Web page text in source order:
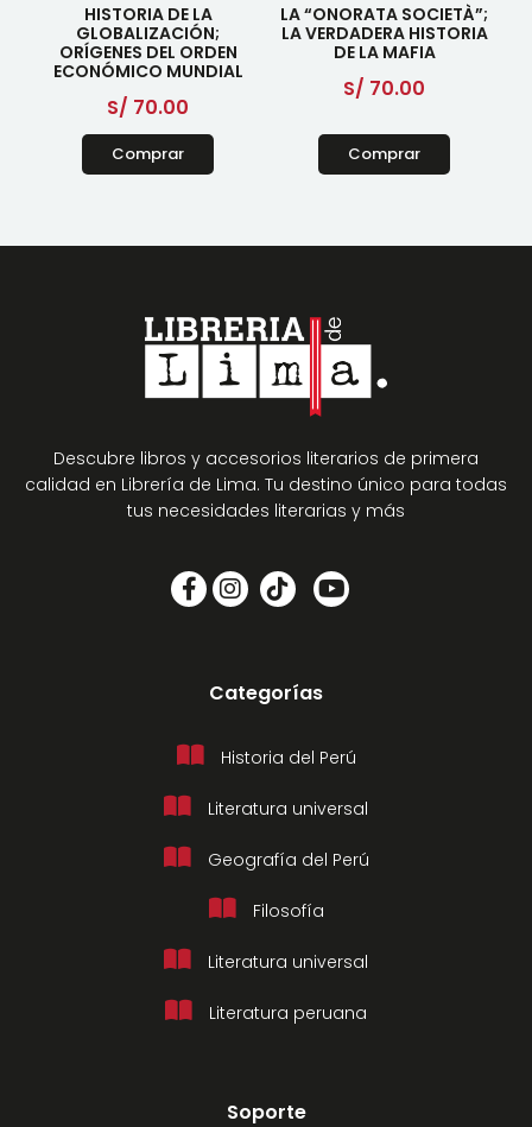
HISTORIA DE LA
GLOBALIZACIÓN;
ORÍGENES DEL ORDEN
ECONÓMICO MUNDIAL
S/ 70.00
Comprar
LA “ONORATA SOCIETÀ”;
LA VERDADERA HISTORIA
DE LA MAFIA
S/ 70.00
Comprar
Descubre libros y accesorios literarios de primera
calidad en Librería de Lima. Tu destino único para todas
tus necesidades literarias y más
Categorías
Historia del Perú
Literatura universal
Geografía del Perú
Filosofía
Literatura universal
Literatura peruana
Soporte